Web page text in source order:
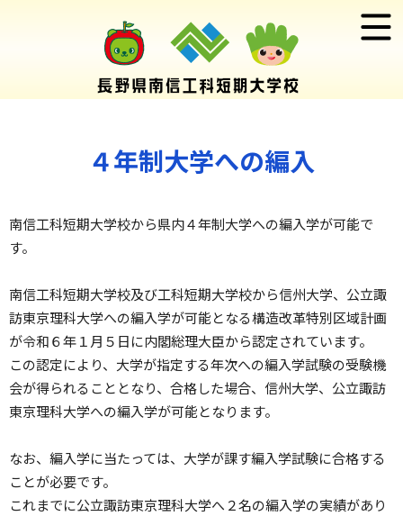
４年制大学への編入
南信工科短期大学校から県内４年制大学への編入学が可能で
す。
南信工科短期大学校及び工科短期大学校から信州大学、公立諏
訪東京理科大学への編入学が可能となる構造改革特別区域計画
が令和６年１月５日に内閣総理大臣から認定されています。
この認定により、大学が指定する年次への編入学試験の受験機
会が得られることとなり、合格した場合、信州大学、公立諏訪
東京理科大学への編入学が可能となります。
なお、編入学に当たっては、大学が課す編入学試験に合格する
ことが必要です。
これまでに公立諏訪東京理科大学へ２名の編入学の実績があり